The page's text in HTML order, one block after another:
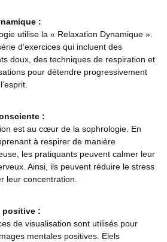
:
utilise la « Relaxation Dynamique ».
d’exercices qui incluent des
doux, des techniques de respiration et
pour détendre progressivement
:
est au cœur de la sophrologie. En
à respirer de manière
les pratiquants peuvent calmer leur
Ainsi, ils peuvent réduire le stress
leur concentration.
positive :
de visualisation sont utilisés pour
mentales positives. Elels